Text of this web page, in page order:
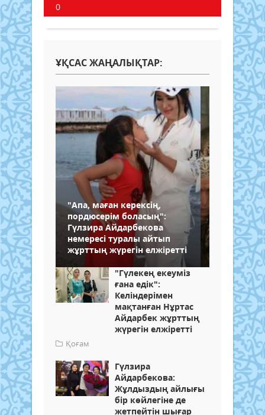
0
ҰҚСАС ЖАҢАЛЫҚТАР:
"Апа, маған керексің,
пордюсерім боласың":
Гүлзира Айдарбекова
немересі туралы айтып
жұрттың жүрегін елжіретті
"Гүлекең екеуміз
ғана едік":
Келіндерімен
мақтанған Нұртас
Айдарбек жұрттың
жүрегін елжіретті
Қоғам
Гүлзира
Айдарбекова:
Жұлдыздың айлығы
бір көйлегіне де
жетпейтін шығар